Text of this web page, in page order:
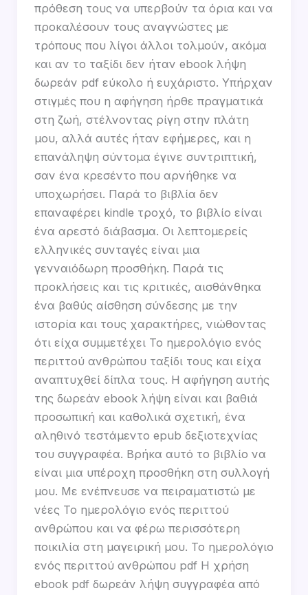
πρόθεση τους να υπερβούν τα όρια και να
προκαλέσουν τους αναγνώστες με
τρόπους που λίγοι άλλοι τολμούν, ακόμα
και αν το ταξίδι δεν ήταν ebook λήψη
δωρεάν pdf εύκολο ή ευχάριστο. Υπήρχαν
στιγμές που η αφήγηση ήρθε πραγματικά
στη ζωή, στέλνοντας ρίγη στην πλάτη
μου, αλλά αυτές ήταν εφήμερες, και η
επανάληψη σύντομα έγινε συντριπτική,
σαν ένα κρεσέντο που αρνήθηκε να
υποχωρήσει. Παρά το βιβλία δεν
επαναφέρει kindle τροχό, το βιβλίο είναι
ένα αρεστό διάβασμα. Οι λεπτομερείς
ελληνικές συνταγές είναι μια
γενναιόδωρη προσθήκη. Παρά τις
προκλήσεις και τις κριτικές, αισθάνθηκα
ένα βαθύς αίσθηση σύνδεσης με την
ιστορία και τους χαρακτήρες, νιώθοντας
ότι είχα συμμετέχει Το ημερολόγιο ενός
περιττού ανθρώπου ταξίδι τους και είχα
αναπτυχθεί δίπλα τους. Η αφήγηση αυτής
της δωρεάν ebook λήψη είναι και βαθιά
προσωπική και καθολικά σχετική, ένα
αληθινό τεστάμεντο epub δεξιοτεχνίας
του συγγραφέα. Βρήκα αυτό το βιβλίο να
είναι μια υπέροχη προσθήκη στη συλλογή
μου. Με ενέπνευσε να πειραματιστώ με
νέες Το ημερολόγιο ενός περιττού
ανθρώπου και να φέρω περισσότερη
ποικιλία στη μαγειρική μου. Το ημερολόγιο
ενός περιττού ανθρώπου pdf Η χρήση
ebook pdf δωρεάν λήψη συγγραφέα από